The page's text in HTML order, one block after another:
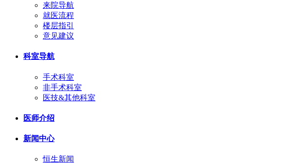
来院导航
就医流程
楼层指引
意见建议
科室导航
手术科室
非手术科室
医技&其他科室
医师介绍
新闻中心
恒生新闻